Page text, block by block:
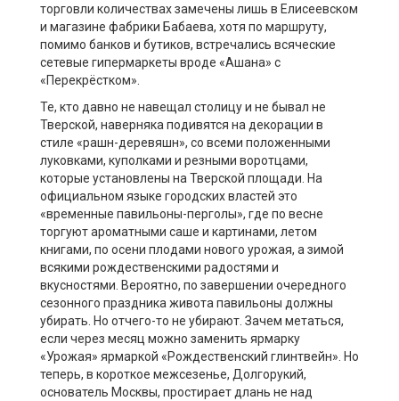
торговли количествах замечены лишь в Елисеевском
и магазине фабрики Бабаева, хотя по маршруту,
помимо банков и бутиков, встречались всяческие
сетевые гипермаркеты вроде «Ашана» с
«Перекрёстком».
Те, кто давно не навещал столицу и не бывал не
Тверской, наверняка подивятся на декорации в
стиле «рашн-деревяшн», со всеми положенными
луковками, куполками и резными воротцами,
которые установлены на Тверской площади. На
официальном языке городских властей это
«временные павильоны-перголы», где по весне
торгуют ароматными саше и картинами, летом
книгами, по осени плодами нового урожая, а зимой
всякими рождественскими радостями и
вкусностями. Вероятно, по завершении очередного
сезонного праздника живота павильоны должны
убирать. Но отчего-то не убирают. Зачем метаться,
если через месяц можно заменить ярмарку
«Урожая» ярмаркой «Рождественский глинтвейн». Но
теперь, в короткое межсезенье, Долгорукий,
основатель Москвы, простирает длань не над